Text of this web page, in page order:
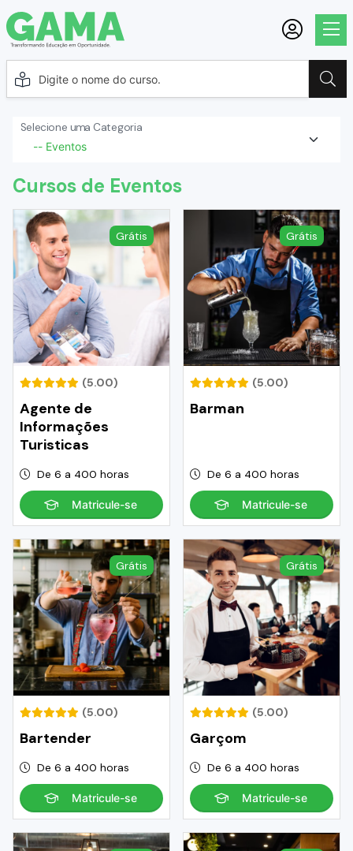
Selecione uma Categoria
Cursos de Eventos
Grátis
(5.00)
Agente de
Informações
Turisticas
De 6 a 400 horas
Matricule-se
Grátis
(5.00)
Barman
De 6 a 400 horas
Matricule-se
Grátis
(5.00)
Bartender
De 6 a 400 horas
Matricule-se
Grátis
(5.00)
Garçom
De 6 a 400 horas
Matricule-se